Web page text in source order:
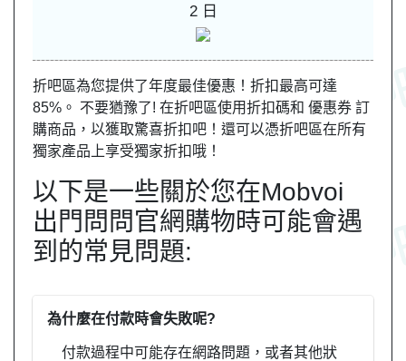
2 日
折吧區為您提供了年度最佳優惠！折扣最高可達
85%。 不要猶豫了! 在折吧區使用折扣碼和 優惠券 訂
購商品，以獲取驚喜折扣吧！還可以憑折吧區在所有
獨家產品上享受獨家折扣哦！
以下是一些關於您在Mobvoi
出門問問官網購物時可能會遇
到的常見問題:
為什麼在付款時會失敗呢?
付款過程中可能存在網路問題，或者其他狀